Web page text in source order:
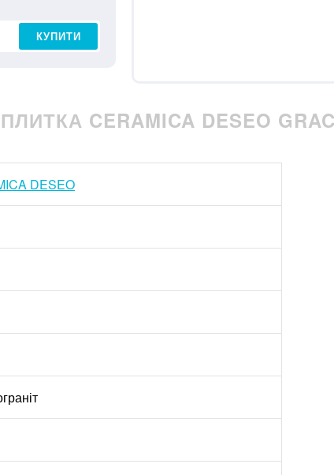
КУПИТИ
ПЛИТКА CERAMICA DESEO
DESEO